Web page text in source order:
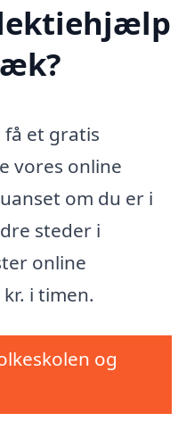
et gratis
vores online
om du er i
steder i
online
i timen.
og